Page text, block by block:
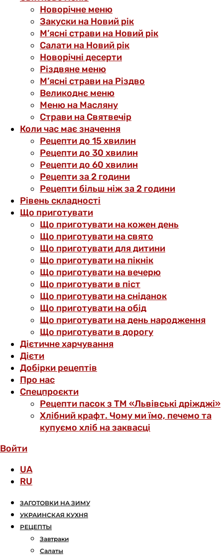
Новорічне меню
Закуски на Новий рік
М’ясні страви на Новий рік
Салати на Новий рік
Новорічні десерти
Різдвяне меню
М’ясні страви на Різдво
Великоднє меню
Меню на Масляну
Страви на Святвечір
Коли час має значення
Рецепти до 15 хвилин
Рецепти до 30 хвилин
Рецепти до 60 хвилин
Рецепти за 2 години
Рецепти більш ніж за 2 години
Рівень складності
Що приготувати
Що приготувати на кожен день
Що приготувати на свято
Що приготувати для дитини
Що приготувати на пікнік
Що приготувати на вечерю
Що приготувати в піст
Що приготувати на сніданок
Що приготувати на обід
Що приготувати на день народження
Що приготувати в дорогу
Дієтичне харчування
Дієти
Добірки рецептів
Про нас
Спецпроєкти
Рецепти пасок з ТМ «Львівські дріжджі»
Хлібний крафт. Чому ми їмо, печемо та
купуємо хліб на заквасці
Войти
UA
RU
ЗАГОТОВКИ НА ЗИМУ
УКРАИНСКАЯ КУХНЯ
РЕЦЕПТЫ
Завтраки
Салаты